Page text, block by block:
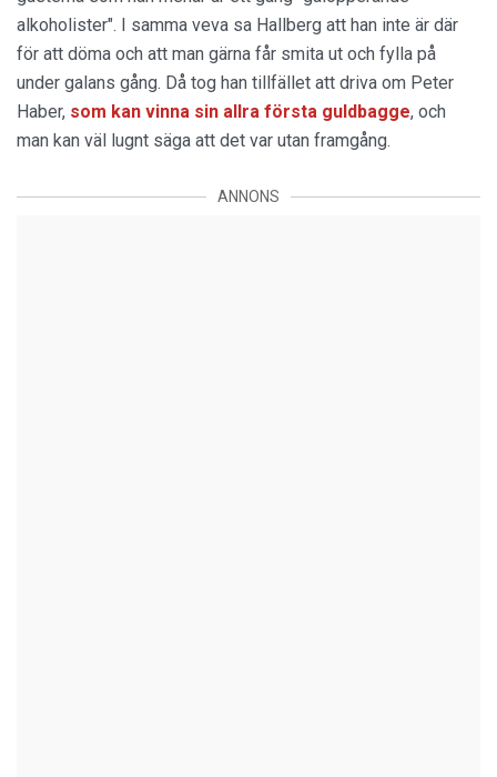
alkoholister". I samma veva sa Hallberg att han inte är där
för att döma och att man gärna får smita ut och fylla på
under galans gång. Då tog han tillfället att driva om Peter
Haber, som kan vinna sin allra första guldbagge, och
man kan väl lugnt säga att det var utan framgång.
ANNONS